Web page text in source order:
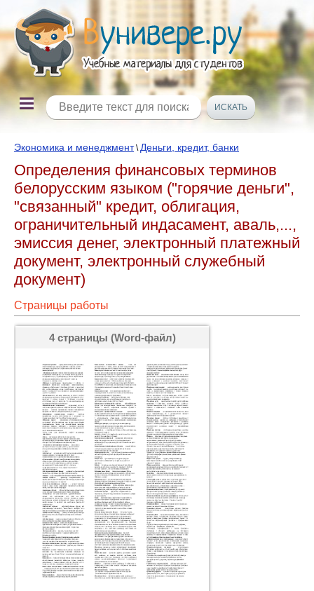
Экономика и менеджмент\ Деньги, кредит, банки
Определения финансовых терминов
белорусским языком ("горячие деньги",
"связанный" кредит, облигация,
ограничительный индасамент, аваль,...,
эмиссия денег, электронный платежный
документ, электронный служебный
документ)
Страницы работы
4 страницы (Word-файл)